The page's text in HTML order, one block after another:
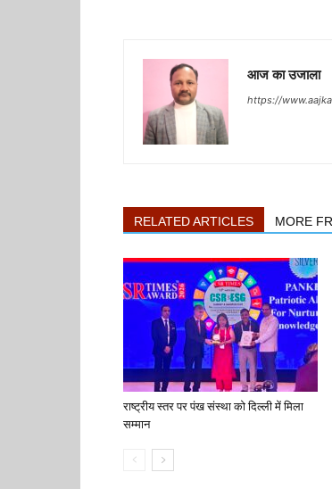
आज का उजाला
https://
RELATED ARTICLES MORE
राष्ट्रीय स्तर पर पंख संस्था को दिल्ली में मिला
सम्मान